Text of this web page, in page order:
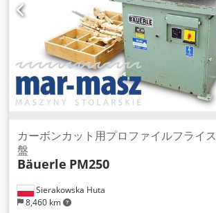
Sierakowska Huta
8,460 km
カーボンカット用プロファイルフライス
盤
Bäuerle PM250